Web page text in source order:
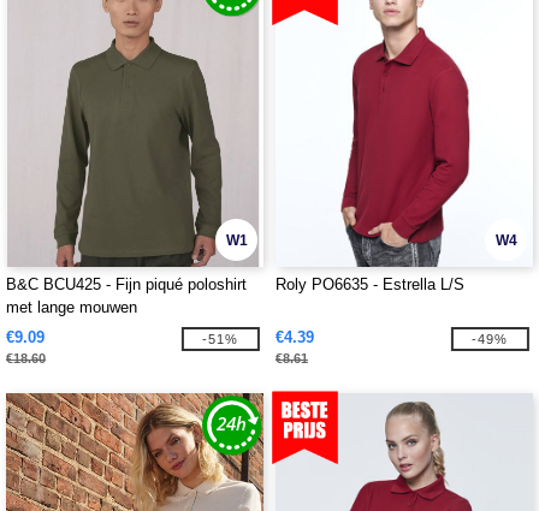
W1
B&C BCU425 - Fijn piqué poloshirt
met lange mouwen
€9.09
€18.60
-51%
W4
Roly PO6635 - Estrella L/S
€4.39
€8.61
-49%